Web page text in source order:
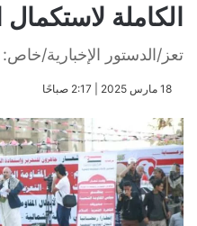
الكاملة لاستكمال
تعز/الدستور الإخبارية/خاص:
​18 مارس 2025 | 2:17 صباحًا